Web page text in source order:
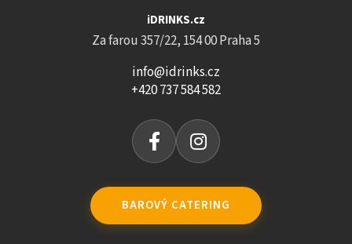
iDRINKS.cz
Za farou 357/22, 154 00 Praha 5
info@idrinks.cz
+420 737 584 582
BAROVÝ CATERING